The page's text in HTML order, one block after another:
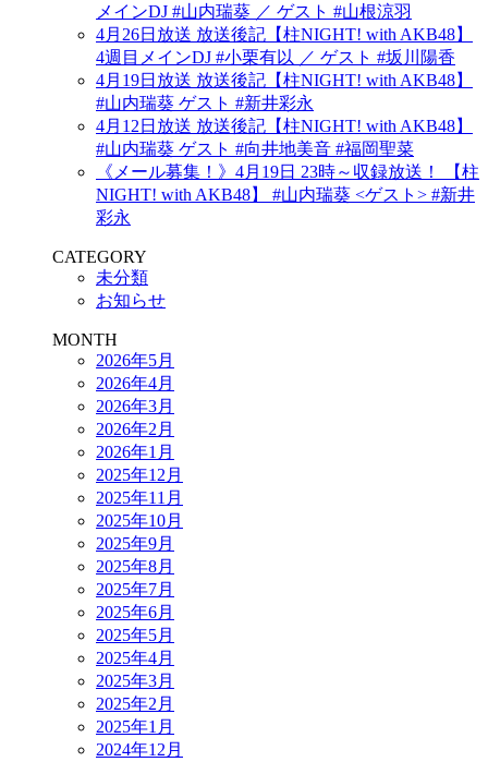
メインDJ #山内瑞葵 ／ ゲスト #山根涼羽
4月26日放送 放送後記【柱NIGHT! with AKB48】
4週目メインDJ #小栗有以 ／ ゲスト #坂川陽香
4月19日放送 放送後記【柱NIGHT! with AKB48】
#山内瑞葵 ゲスト #新井彩永
4月12日放送 放送後記【柱NIGHT! with AKB48】
#山内瑞葵 ゲスト #向井地美音 #福岡聖菜
《メール募集！》4月19日 23時～収録放送！ 【柱
NIGHT! with AKB48】 #山内瑞葵 <ゲスト> #新井
彩永
CATEGORY
未分類
お知らせ
MONTH
2026年5月
2026年4月
2026年3月
2026年2月
2026年1月
2025年12月
2025年11月
2025年10月
2025年9月
2025年8月
2025年7月
2025年6月
2025年5月
2025年4月
2025年3月
2025年2月
2025年1月
2024年12月